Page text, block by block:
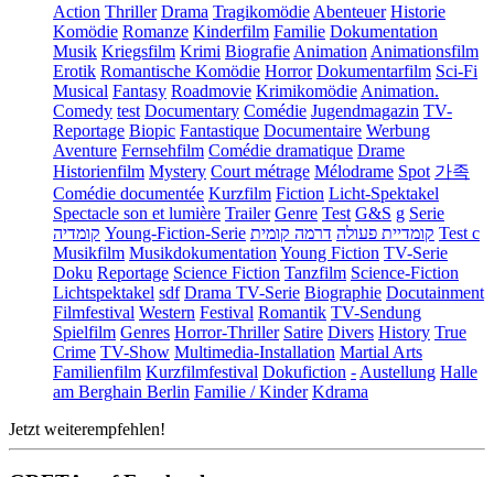
Action Thriller Drama Tragikomödie Abenteuer Historie
Komödie Romanze Kinderfilm Familie Dokumentation
Musik Kriegsfilm Krimi Biografie Animation Animationsfilm
Erotik Romantische Komödie Horror Dokumentarfilm Sci-Fi
Musical Fantasy Roadmovie Krimikomödie Animation.
Comedy test Documentary Comédie Jugendmagazin TV-
Reportage Biopic Fantastique Documentaire Werbung
Aventure Fernsehfilm Comédie dramatique Drame
Historienfilm Mystery Court métrage Mélodrame Spot 가족
Comédie documentée Kurzfilm Fiction Licht-Spektakel
Spectacle son et lumière Trailer Genre Test G&S g Serie
קומדיה Young-Fiction-Serie קומדיית פעולה דרמה קומית
Test c
Musikfilm Musikdokumentation Young Fiction TV-Serie
Doku Reportage Science Fiction Tanzfilm Science-Fiction
Lichtspektakel sdf Drama TV-Serie Biographie Docutainment
Filmfestival Western Festival Romantik TV-Sendung
Spielfilm Genres Horror-Thriller Satire Divers History True
Crime TV-Show Multimedia-Installation Martial Arts
Familienfilm Kurzfilmfestival Dokufiction - Austellung Halle
am Berghain Berlin Familie / Kinder Kdrama
Jetzt weiterempfehlen!